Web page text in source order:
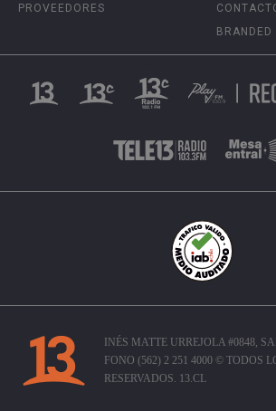
PROVEEDORES
BRANDED
INÉS MATTE URREJOLA #0848,
FONO (562) 2 251 4000 © TODOS
RESERVADOS. 13.CL